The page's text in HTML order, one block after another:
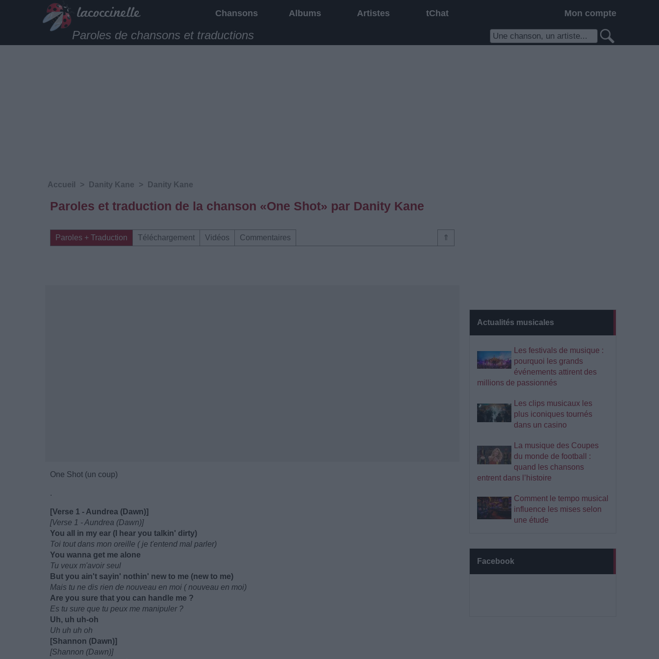
Chansons Albums Artistes tChat Mon compte
Paroles de chansons et traductions
Actualités musicales
Les festivals de musique :
pourquoi les grands
événements attirent des
millions de passionnés
Les clips musicaux les
plus iconiques tournés
dans un casino
La musique des Coupes
du monde de football :
quand les chansons
entrent dans l’histoire
Comment le tempo musical
influence les mises selon
une étude
Facebook
Accueil > Danity Kane > Danity Kane
Paroles et traduction de la chanson «One Shot» par Danity Kane
⇑
Paroles + Traduction Téléchargement Vidéos Commentaires
One Shot (un coup)
.
[Verse 1 - Aundrea (Dawn)]
[Verse 1 - Aundrea (Dawn)]
You all in my ear (I hear you talkin' dirty)
Toi tout dans mon oreille ( je t'entend mal parler)
You wanna get me alone
Tu veux m'avoir seul
But you ain't sayin' nothin' new to me (new to me)
Mais tu ne dis rien de nouveau en moi ( nouveau en moi)
Are you sure that you can handle me ?
Es tu sure que tu peux me manipuler ?
Uh, uh uh-oh
Uh uh uh oh
[Shannon (Dawn)]
[Shannon (Dawn)]